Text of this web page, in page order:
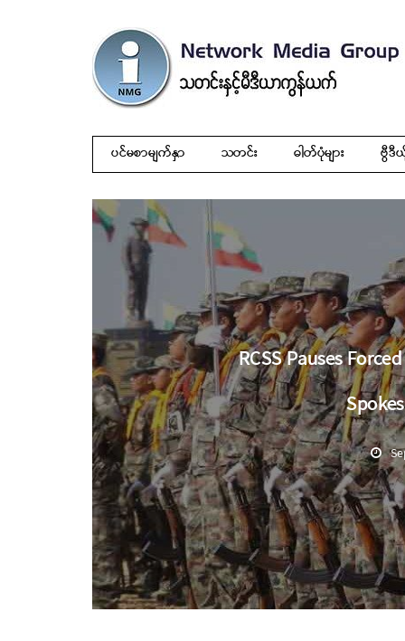
ပင်မစာမျက်နှာ သတင်း ဓါတ်ပုံများ ဗွီဒီ
RCSS Pauses